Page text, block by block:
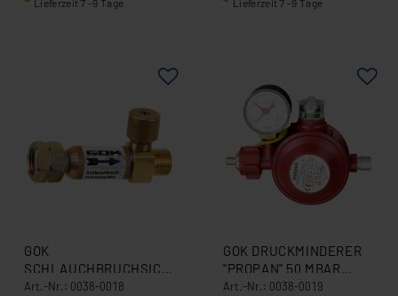
Lieferzeit 7 -9 Tage
Lieferzeit 7 -9 Tage
GOK
SCHLAUCHBRUCHSICH
ERUNG 0038-0018
Art.-Nr.: 0038-0018
GOK DRUCKMINDERER
"PROPAN" 50 MBAR
0038-0019
Art.-Nr.: 0038-0019